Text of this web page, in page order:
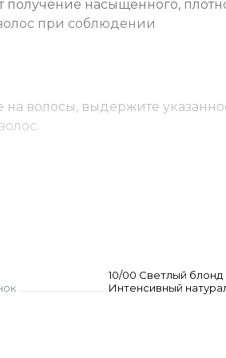
насыщенного,
при соблюдении
волосы, выдержите
стандартно.
10/00 Светлый блонд
Интенсивный